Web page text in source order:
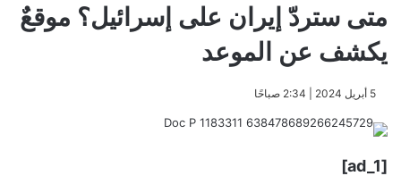
متى ستردّ إيران على إسرائيل؟ موقعٌ
يكشف عن الموعد
​5 أبريل 2024 | 2:34 صباحًا
[ad_1]